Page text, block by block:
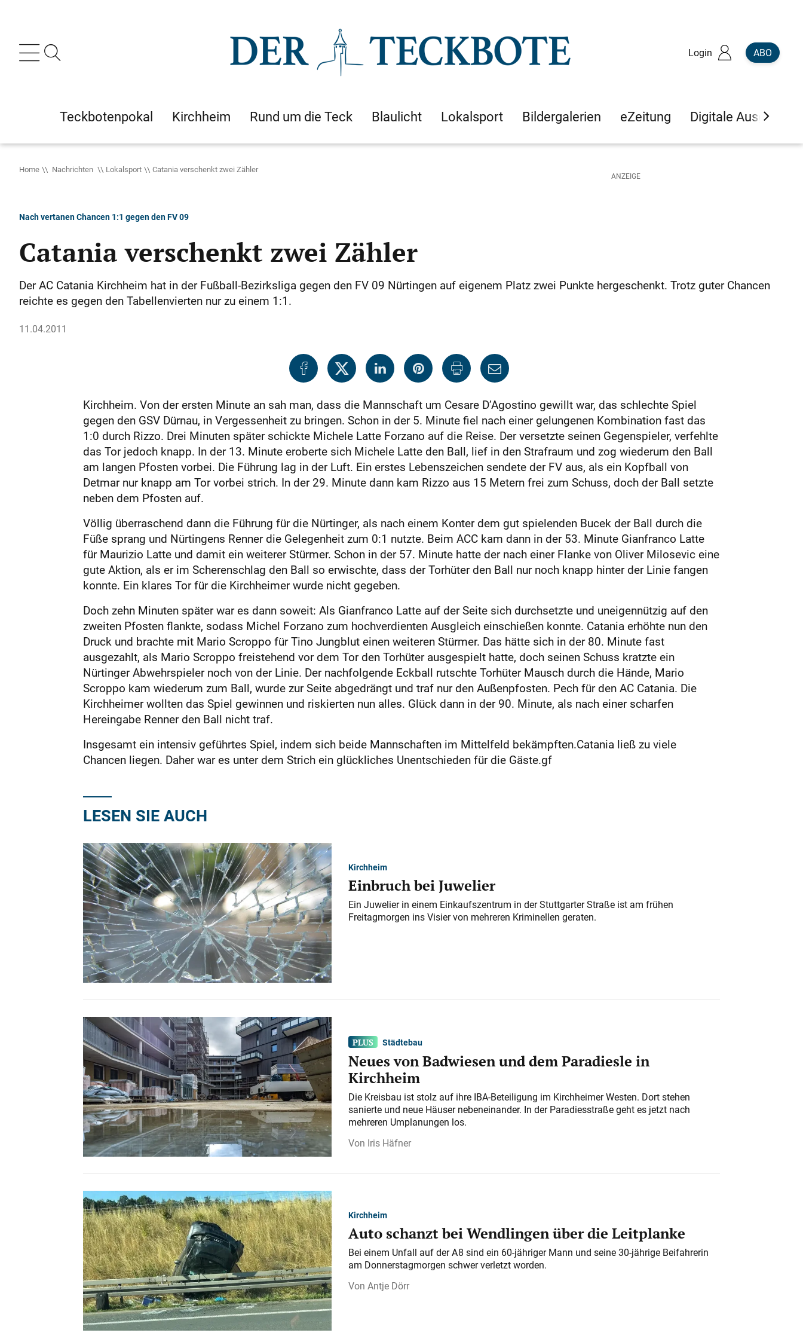
Login ABO
Teckbotenpokal Kirchheim Rund um die Teck Blaulicht Lokalsport Bildergalerien eZeitung Digitale Ausgaben
Home Nachrichten Lokalsport Catania verschenkt zwei Zähler
Nach vertanen Chancen 1:1 gegen den FV 09
Catania verschenkt zwei Zähler
Der AC Catania Kirchheim hat in der Fußball-Bezirksliga gegen den FV 09 Nürtingen auf eigenem Platz zwei Punkte hergeschenkt. Trotz guter Chancen
reichte es gegen den Tabellenvierten nur zu einem 1:1.
11.04.2011
Kirchheim. Von der ersten Minute an sah man, dass die Mannschaft um Cesare D’Agostino gewillt war, das schlechte Spiel
gegen den GSV Dürnau, in Vergessenheit zu bringen. Schon in der 5. Minute fiel nach einer gelungenen Kombination fast das
1:0 durch Rizzo. Drei Minuten später schickte Michele Latte Forzano auf die Reise. Der versetzte seinen Gegenspieler, verfehlte
das Tor jedoch knapp. In der 13. Minute eroberte sich Michele Latte den Ball, lief in den Strafraum und zog wiederum den Ball
am langen Pfosten vorbei. Die Führung lag in der Luft. Ein erstes Lebenszeichen sendete der FV aus, als ein Kopfball von
Detmar nur knapp am Tor vorbei strich. In der 29. Minute dann kam Rizzo aus 15 Metern frei zum Schuss, doch der Ball setzte
neben dem Pfosten auf.
Völlig überraschend dann die Führung für die Nürtinger, als nach einem Konter dem gut spielenden Bucek der Ball durch die
Füße sprang und Nürtingens Renner die Gelegenheit zum 0:1 nutzte. Beim ACC kam dann in der 53. Minute Gianfranco Latte
für Maurizio Latte und damit ein weiterer Stürmer. Schon in der 57. Minute hatte der nach einer Flanke von Oliver Milosevic eine
gute Aktion, als er im Scherenschlag den Ball so erwischte, dass der Torhüter den Ball nur noch knapp hinter der Linie fangen
konnte. Ein klares Tor für die Kirchheimer wurde nicht gegeben.
Doch zehn Minuten später war es dann soweit: Als Gianfranco Latte auf der Seite sich durchsetzte und uneigennützig auf den
zweiten Pfosten flankte, sodass Michel Forzano zum hochverdienten Ausgleich einschießen konnte. Catania erhöhte nun den
Druck und brachte mit Mario Scroppo für Tino Jungblut einen weiteren Stürmer. Das hätte sich in der 80. Minute fast
ausgezahlt, als Mario Scroppo freistehend vor dem Tor den Torhüter ausgespielt hatte, doch seinen Schuss kratzte ein
Nürtinger Abwehrspieler noch von der Linie. Der nachfolgende Eckball rutschte Torhüter Mausch durch die Hände, Mario
Scroppo kam wiederum zum Ball, wurde zur Seite abgedrängt und traf nur den Außenpfosten. Pech für den AC Catania. Die
Kirchheimer wollten das Spiel gewinnen und riskierten nun alles. Glück dann in der 90. Minute, als nach einer scharfen
Hereingabe Renner den Ball nicht traf.
Insgesamt ein intensiv geführtes Spiel, indem sich beide Mannschaften im Mittelfeld bekämpften.Catania ließ zu viele
Chancen liegen. Daher war es unter dem Strich ein glückliches Unentschieden für die Gäste.gf
LESEN SIE AUCH
Kirchheim
Einbruch bei Juwelier
Ein Juwelier in einem Einkaufszentrum in der Stuttgarter Straße ist am frühen
Freitagmorgen ins Visier von mehreren Kriminellen geraten.
Städtebau
Neues von Badwiesen und dem Paradiesle in
Kirchheim
Die Kreisbau ist stolz auf ihre IBA-Beteiligung im Kirchheimer Westen. Dort stehen
sanierte und neue Häuser nebeneinander. In der Paradiesstraße geht es jetzt nach
mehreren Umplanungen los.
Iris Häfner
Kirchheim
Auto schanzt bei Wendlingen über die Leitplanke
Bei einem Unfall auf der A 8 sind ein 60-jähriger Mann und seine 30-jährige Beifahrerin
am Donnerstagmorgen schwer verletzt worden.
Antje Dörr